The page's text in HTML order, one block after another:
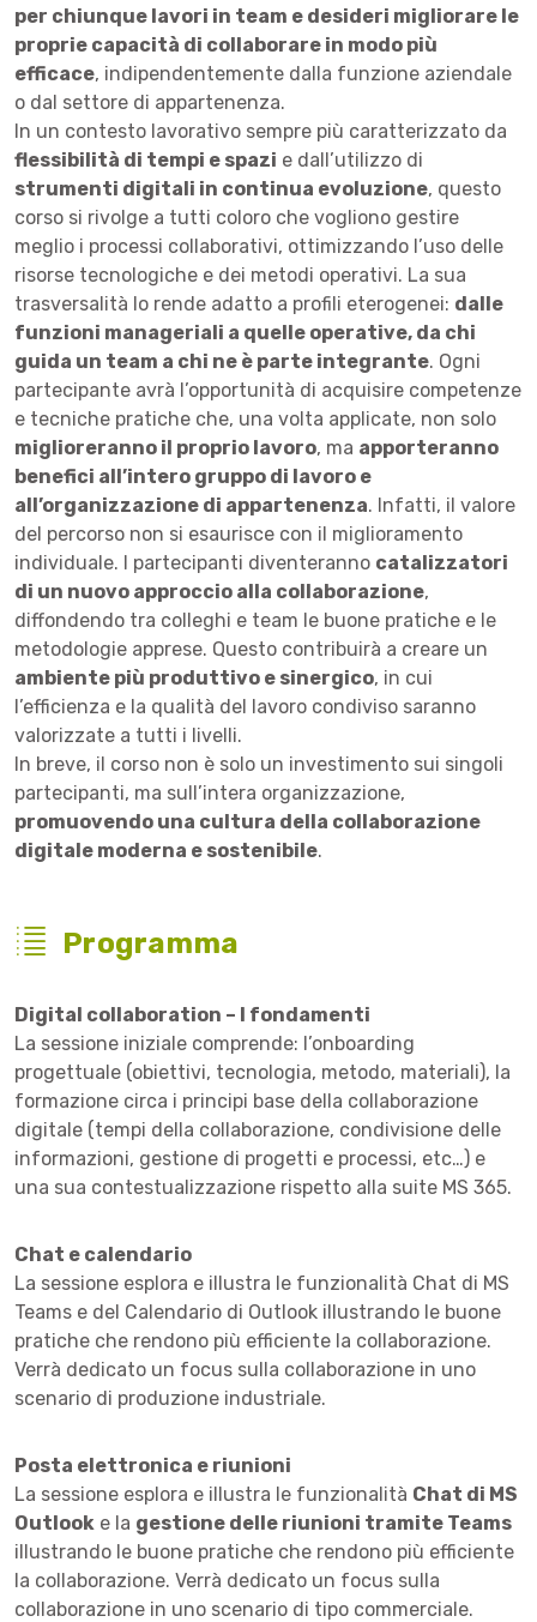
per chiunque lavori in team e desideri migliorare le
proprie capacità di collaborare in modo più
efficace, indipendentemente dalla funzione aziendale
o dal settore di appartenenza.
In un contesto lavorativo sempre più caratterizzato da
flessibilità di tempi e spazi e dall’utilizzo di
strumenti digitali in continua evoluzione, questo
corso si rivolge a tutti coloro che vogliono gestire
meglio i processi collaborativi, ottimizzando l’uso delle
risorse tecnologiche e dei metodi operativi. La sua
trasversalità lo rende adatto a profili eterogenei: dalle
funzioni manageriali a quelle operative, da chi
guida un team a chi ne è parte integrante. Ogni
partecipante avrà l’opportunità di acquisire competenze
e tecniche pratiche che, una volta applicate, non solo
miglioreranno il proprio lavoro, ma apporteranno
benefici all’intero gruppo di lavoro e
all’organizzazione di appartenenza. Infatti, il valore
del percorso non si esaurisce con il miglioramento
individuale. I partecipanti diventeranno catalizzatori
di un nuovo approccio alla collaborazione,
diffondendo tra colleghi e team le buone pratiche e le
metodologie apprese. Questo contribuirà a creare un
ambiente più produttivo e sinergico, in cui
l’efficienza e la qualità del lavoro condiviso saranno
valorizzate a tutti i livelli.
In breve, il corso non è solo un investimento sui singoli
partecipanti, ma sull’intera organizzazione,
promuovendo una cultura della collaborazione
digitale moderna e sostenibile.
Programma
Digital collaboration – I fondamenti
La sessione iniziale comprende: l’onboarding
progettuale (obiettivi, tecnologia, metodo, materiali), la
formazione circa i principi base della collaborazione
digitale (tempi della collaborazione, condivisione delle
informazioni, gestione di progetti e processi, etc…) e
una sua contestualizzazione rispetto alla suite MS 365.
Chat e calendario
La sessione esplora e illustra le funzionalità Chat di MS
Teams e del Calendario di Outlook illustrando le buone
pratiche che rendono più efficiente la collaborazione.
Verrà dedicato un focus sulla collaborazione in uno
scenario di produzione industriale.
Posta elettronica e riunioni
La sessione esplora e illustra le funzionalità Chat di MS
Outlook e la gestione delle riunioni tramite Teams
illustrando le buone pratiche che rendono più efficiente
la collaborazione. Verrà dedicato un focus sulla
collaborazione in uno scenario di tipo commerciale.